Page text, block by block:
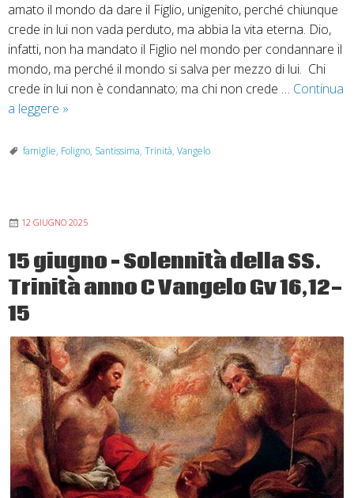
amato il mondo da dare il Figlio, unigenito, perché chiunque
crede in lui non vada perduto, ma abbia la vita eterna. Dio,
infatti, non ha mandato il Figlio nel mondo per condannare il
mondo, ma perché il mondo si salva per mezzo di lui. Chi
crede in lui non è condannato; ma chi non crede … Continua
a leggere 31
2026
Dal
secondo
Giovanni
18
»
famiglie, Foligno, Santissima, Trinità, Vangelo
12 GIUGNO 2025
15 giugno – Solennità della SS.
Trinità anno C Vangelo Gv 16,12-
15